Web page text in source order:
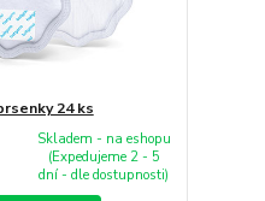
24 ks
Skladem - na eshopu
(Expedujeme 2 - 5
dní - dle dostupnosti)